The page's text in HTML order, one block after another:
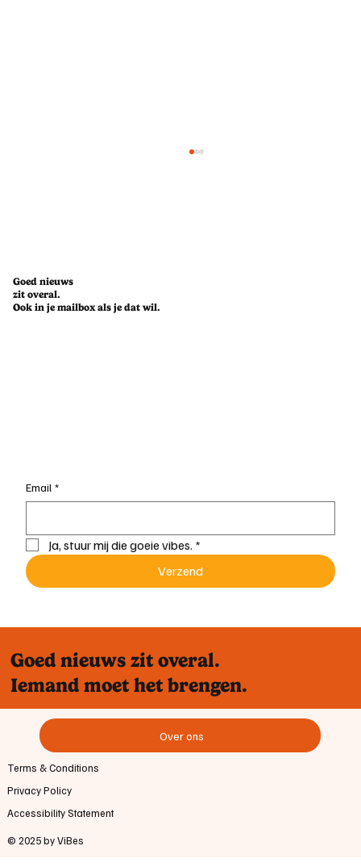
Goed nieuws
zit overal.
Ook in je mailbox als je dat wil.
Email *
Ja, stuur mij die goeie vibes. *
Verzend
Goed nieuws zit overal.
Iemand moet het brengen.
Over ons
Privacy Policy
© 2025 by ViBes
Accessibility Statement
Terms & Conditions